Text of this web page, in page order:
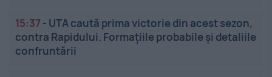
15:37 - UTA caută prima victorie din acest sezon,
contra Rapidului. Formațiile probabile și detaliile
confruntării